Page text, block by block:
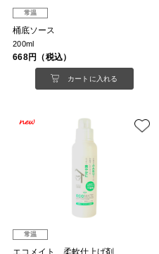
常温
桶底ソース
200ml
668円（税込）
カートに入れる
常温
エコメイト 柔軟仕上げ剤